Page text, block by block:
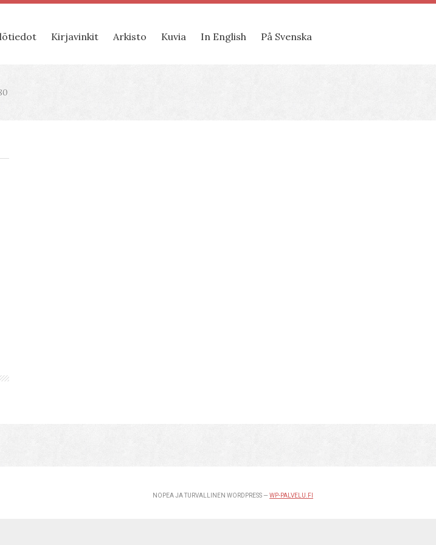
Kirjavinkit Arkisto Kuvia In English På Svenska
NOPEA JA TURVALLINEN WORDPRESS — WP-PALVELU.FI